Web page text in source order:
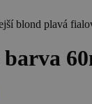
blond plavá